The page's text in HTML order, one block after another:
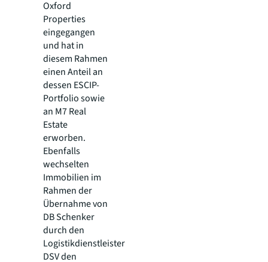
Oxford
Properties
eingegangen
und hat in
diesem Rahmen
einen Anteil an
dessen ESCIP-
Portfolio sowie
an M7 Real
Estate
erworben.
Ebenfalls
wechselten
Immobilien im
Rahmen der
Übernahme von
DB Schenker
durch den
Logistikdienstleister
DSV den